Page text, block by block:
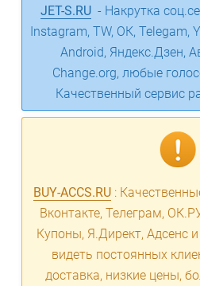
JET-S.RU- Накрутка
Instagram, TW, ОК, Telegam,
Android, Яндекс.Дзен,
Change.org, любые
Качественный сервис
BUY-ACCS.RU:
Вконтакте, Телеграм,
Купоны, Я.Директ, Адсенс
видеть постоянных
доставка, низкие цены,